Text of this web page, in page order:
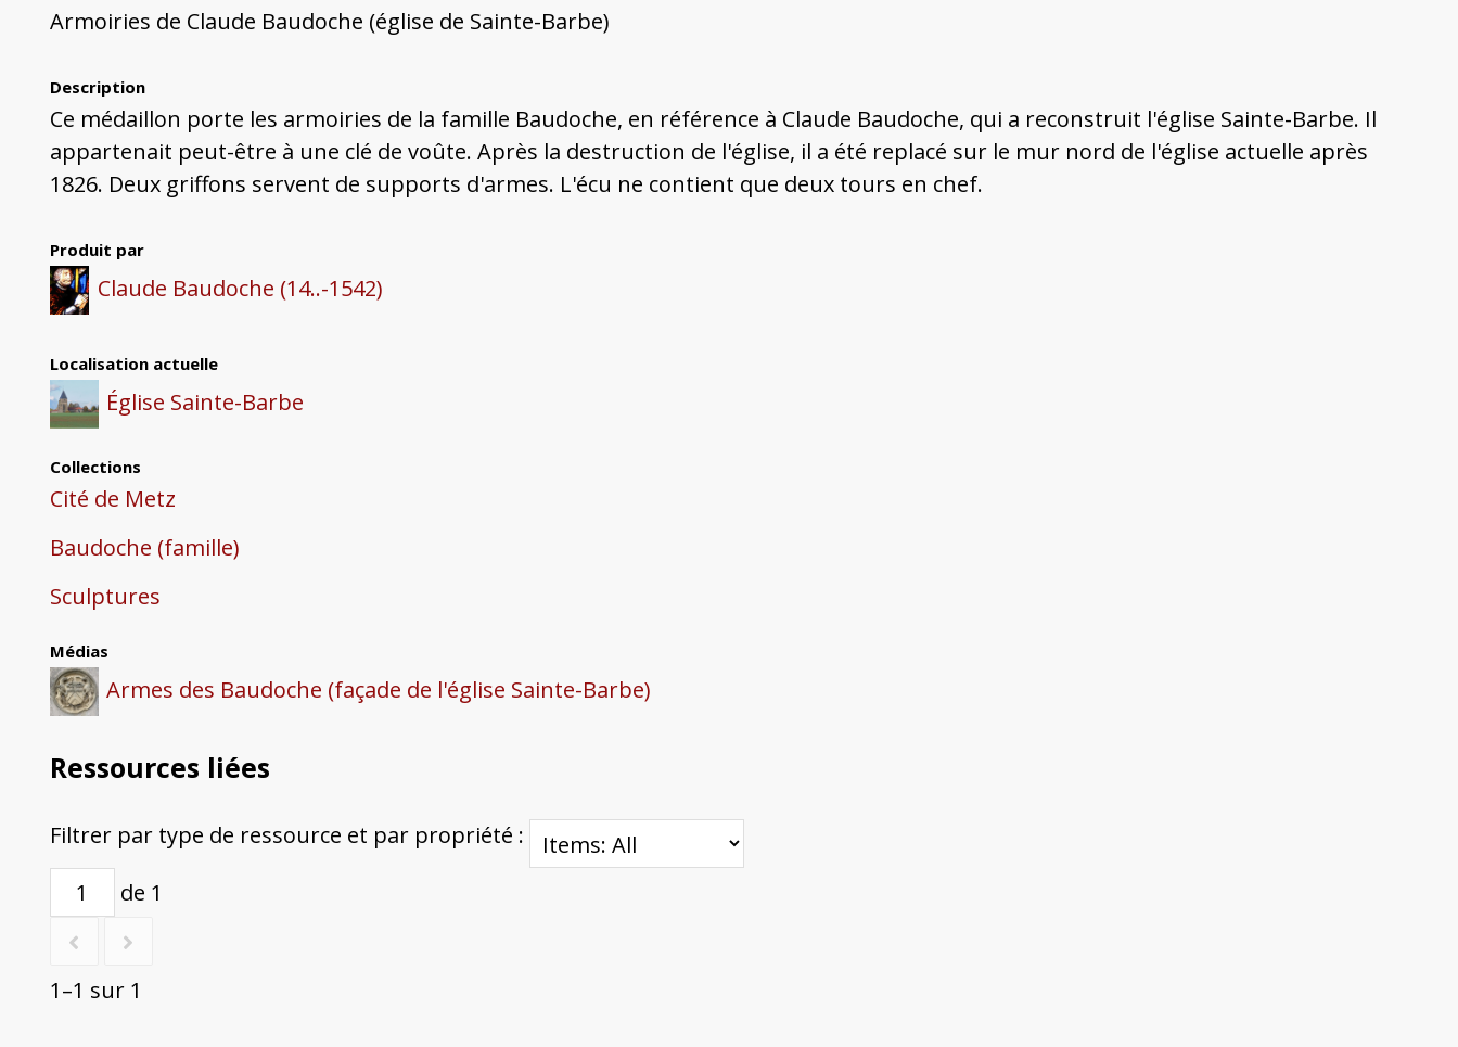
Armoiries de Claude Baudoche (église de Sainte-Barbe)
Description
Ce médaillon porte les armoiries de la famille Baudoche, en référence à Claude Baudoche, qui a reconstruit l'église Sainte-Barbe. Il
appartenait peut-être à une clé de voûte. Après la destruction de l'église, il a été replacé sur le mur nord de l'église actuelle après
1826. Deux griffons servent de supports d'armes. L'écu ne contient que deux tours en chef.
Produit par
Claude Baudoche (14..-1542)
Localisation actuelle
Église Sainte-Barbe
Collections
Cité de Metz
Baudoche (famille)
Sculptures
Médias
Armes des Baudoche (façade de l'église Sainte-Barbe)
Ressources liées
Filtrer par type de ressource et par propriété :
de 1
1–1 sur 1